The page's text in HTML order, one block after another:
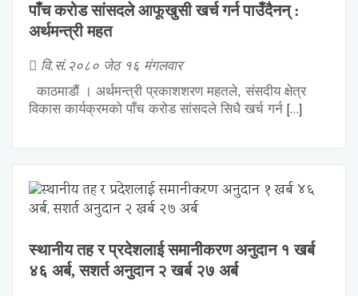
पाँच करोड सांसदले आफूखुसी खर्च गर्न पाउँदैनन् :
अर्थमन्त्री महत
वि.सं.२०८० जेठ १६ मंगलवार
काठमाडौं । अर्थमन्त्री प्रकाशशरण महतले, संसदीय क्षेत्र
विकास कार्यक्रमको पाँच करोड सांसदले सिधै खर्च गर्न […]
स्थानीय तह र प्रदेशलाई समानीकरण अनुदान १ खर्ब
४६ अर्ब, सशर्त अनुदान २ खर्ब २७ अर्ब